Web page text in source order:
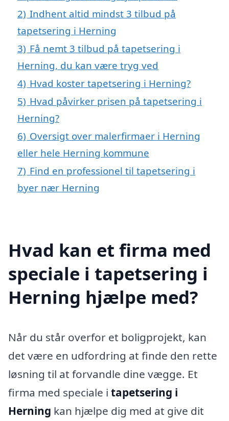
2) Indhent altid mindst 3 tilbud på
tapetsering i Herning
3) Få nemt 3 tilbud på tapetsering i
Herning, du kan være tryg ved
4) Hvad koster tapetsering i Herning?
5) Hvad påvirker prisen på tapetsering i
Herning?
6) Oversigt over malerfirmaer i Herning
eller hele Herning kommune
7) Find en professionel til tapetsering i
byer nær Herning
Hvad kan et firma med
speciale i tapetsering i
Herning hjælpe med?
Når du står overfor et boligprojekt, kan
det være en udfordring at finde den rette
løsning til at forvandle dine vægge. Et
firma med speciale i tapetsering i
Herning kan hjælpe dig med at give dit